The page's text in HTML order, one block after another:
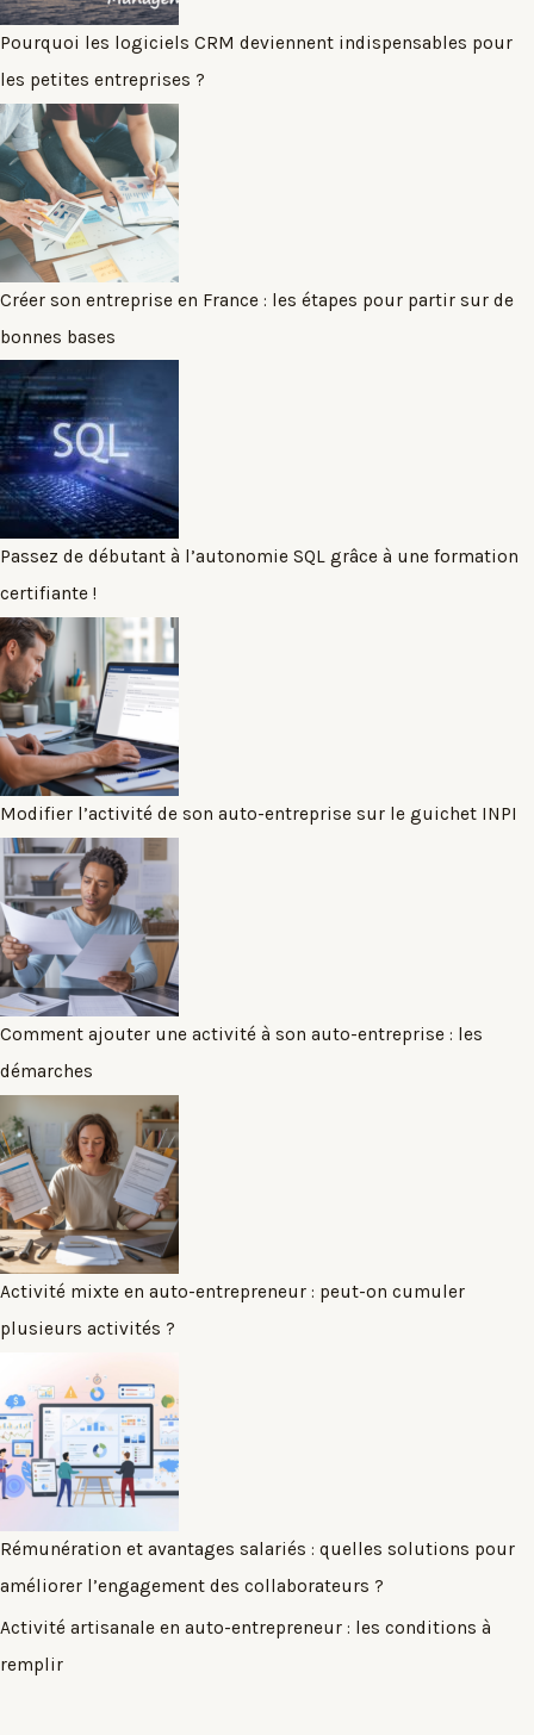
Pourquoi les logiciels CRM deviennent indispensables pour
les petites entreprises ?
Créer son entreprise en France : les étapes pour partir sur de
bonnes bases
Passez de débutant à l’autonomie SQL grâce à une formation
certifiante !
Modifier l’activité de son auto-entreprise sur le guichet INPI
Comment ajouter une activité à son auto-entreprise : les
démarches
Activité mixte en auto-entrepreneur : peut-on cumuler
plusieurs activités ?
Rémunération et avantages salariés : quelles solutions pour
améliorer l’engagement des collaborateurs ?
Activité artisanale en auto-entrepreneur : les conditions à
remplir